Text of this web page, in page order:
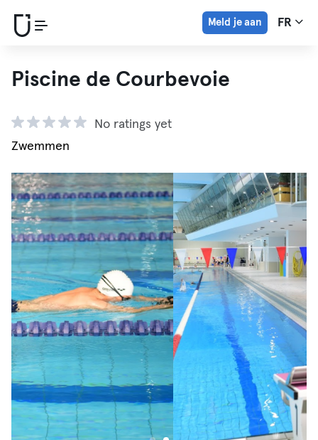
Meld je aan FR
Piscine de Courbevoie
No ratings yet
Zwemmen